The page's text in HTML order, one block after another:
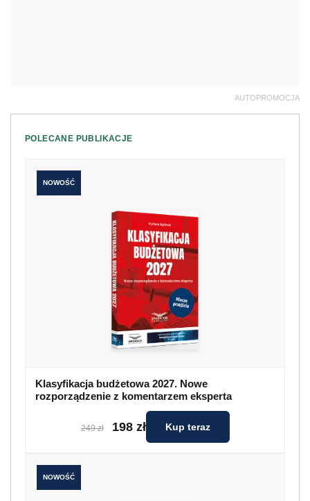
AUTOPROMOCJA
POLECANE PUBLIKACJE
NOWOŚĆ
Klasyfikacja budżetowa 2027. Nowe
rozporządzenie z komentarzem eksperta
249 zł 198 zł Kup teraz
NOWOŚĆ